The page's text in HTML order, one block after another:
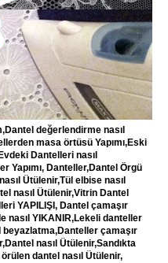
değerlendirme nasıl
masa örtüsü Yapımı,Eski
Dantelleri nasıl
Yapımı, Danteller,Dantel Örgü
Ütülenir,Tül elbise nasıl
nasıl Ütülenir,Vitrin Dantel
YAPILIŞI, Dantel çamaşır
nasıl YIKANIR,Lekeli danteller
beyazlatma,Danteller çamaşır
nasıl Ütülenir,Sandıkta
dantel nasıl Ütülenir,